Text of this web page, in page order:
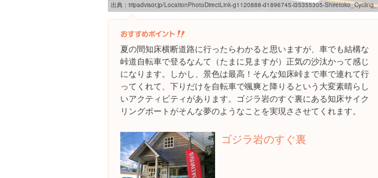
出典： tripadvisor.jp/LocationPhotoDirectLink-g1120888-d1896745-i35355305-Shiretoko_Cycling_Support_Daytours-Shari_cho_Shari_gun_Hokkaido.html
夏の間知床横断道路に行ったらわかると思いますが、車でも結構な
峠道自転車で登るなんて（たまに見ますが）正気の沙汰かって感じ
になります。しかし、景色は最高！そんな知床峠まで車で連れて行
ってくれて、下りだけを自転車で颯爽と降りるという大変素晴らし
いアクティビティがあります。ゴジラ岩のすぐ裏にある知床サイク
リングポートがそんな夢のようなことを実現ささせてくれます。
ゴジラ岩のすぐ裏